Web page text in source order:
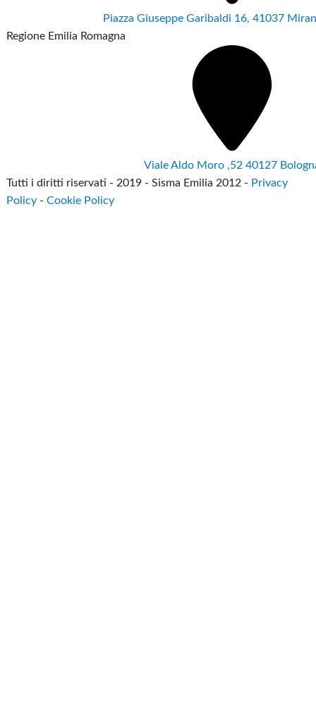
Piazza Giuseppe Garibaldi 16, 41037
Regione Emilia Romagna
Viale Aldo Moro ,52 40127
Tutti i diritti riservati - 2019 - Sisma Emilia 2012 - Privacy
Policy -Cookie Policy